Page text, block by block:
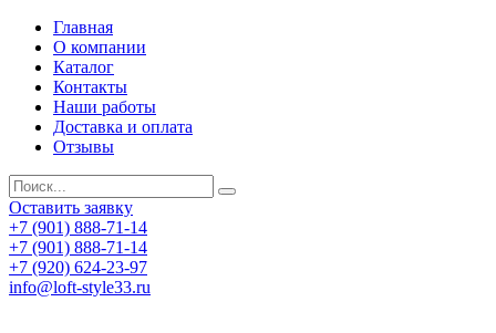
Главная
О компании
Каталог
Контакты
Наши работы
Доставка и оплата
Отзывы
Оставить заявку
+7 (901) 888-71-14
+7 (901) 888-71-14
+7 (920) 624-23-97
info@loft-style33.ru